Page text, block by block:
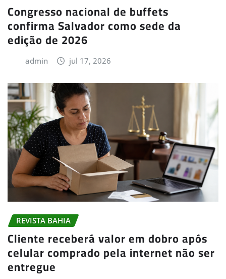
Congresso nacional de buffets
confirma Salvador como sede da
edição de 2026
admin jul 17, 2026
REVISTA BAHIA
Cliente receberá valor em dobro após
celular comprado pela internet não ser
entregue